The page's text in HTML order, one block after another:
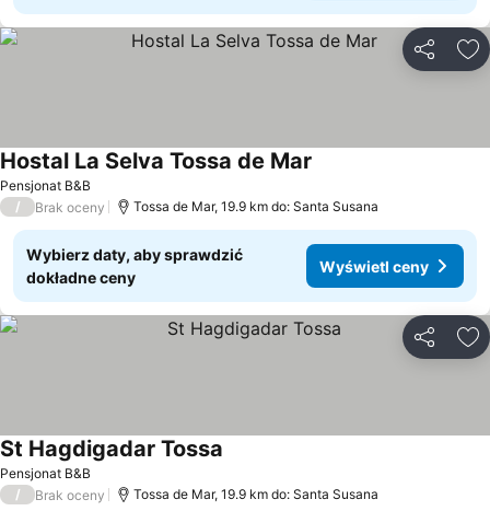
Pensjonat B&B
Hostal La Selva Tossa de Mar
/ Brak oceny Tossa de Mar, 19.9 km do: Santa Susana
Wybierz daty, aby sprawdzić
dokładne ceny
Wyświetl ceny
Pensjonat B&B
St Hagdigadar Tossa
/ Brak oceny Tossa de Mar, 19.9 km do: Santa Susana